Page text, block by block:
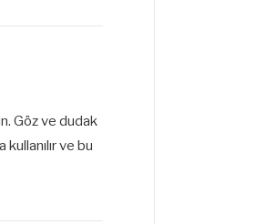
Göz ve dudak
ve bu